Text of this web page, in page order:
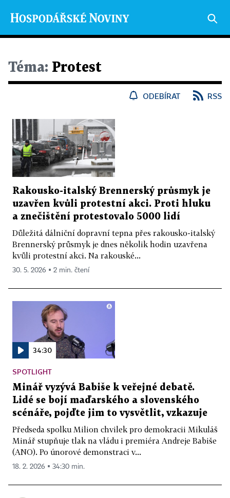
Téma: Protest
ODEBÍRAT RSS
Rakousko-italský Brennerský průsmyk je
uzavřen kvůli protestní akci. Proti hluku
a znečištění protestovalo 5000 lidí
Důležitá dálniční dopravní tepna přes rakousko-italský
Brennerský průsmyk je dnes několik hodin uzavřena
kvůli protestní akci. Na rakouské...
30. 5. 2026 ▪ 2 min. čtení
34:30
SPOTLIGHT
Minář vyzývá Babiše k veřejné debatě.
Lidé se bojí maďarského a slovenského
scénáře, pojďte jim to vysvětlit, vzkazuje
Předseda spolku Milion chvilek pro demokracii Mikuláš
Minář stupňuje tlak na vládu i premiéra Andreje Babiše
(ANO). Po únorové demonstraci v...
18. 2. 2026 ▪ 34:30 min.